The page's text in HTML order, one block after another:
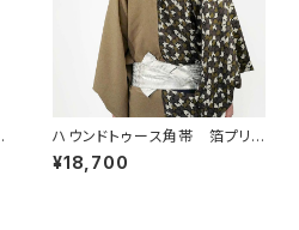
ハウンドトゥース角帯 箔プリン
ト デニム ホワイト
¥18,700